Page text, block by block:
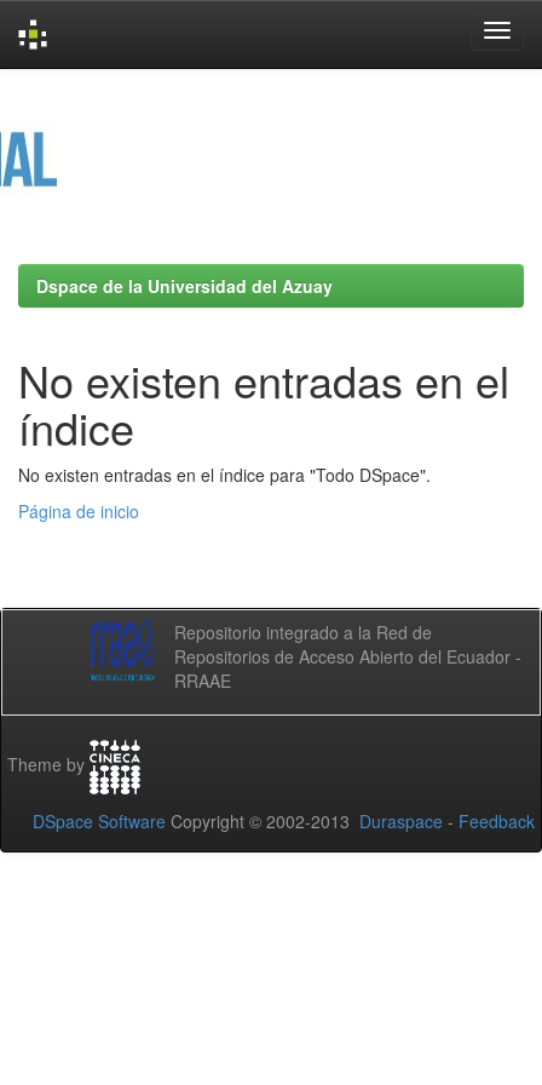
Dspace de la Universidad del Azuay
No existen entradas en el
índice
No existen entradas en el índice para "Todo DSpace".
Página de inicio
Repositorio integrado a la Red de
Repositorios de Acceso Abierto del Ecuador -
RRAAE
Theme by
DSpace Software Copyright © 2002-2013 Duraspace - Feedback